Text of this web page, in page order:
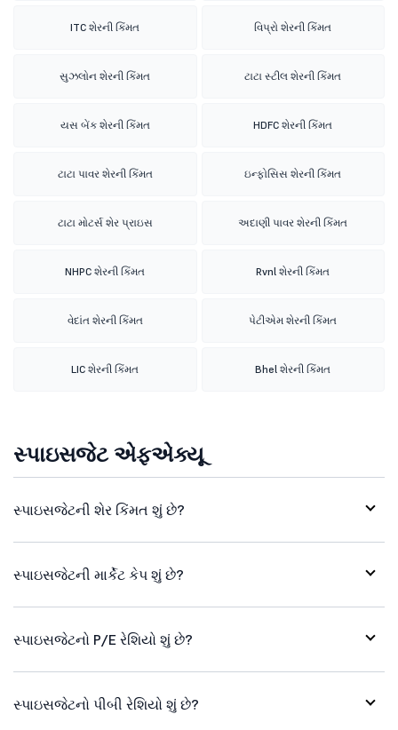
ITC શેરની કિંમત વિપ્રો શેરની કિંમત
સુઝલોન શેરની કિંમત ટાટા સ્ટીલ શેરની કિંમત
યસ બેંક શેરની કિંમત HDFC શેરની કિંમત
ટાટા પાવર શેરની કિંમત ઇન્ફોસિસ શેરની કિંમત
ટાટા મોટર્સ શેર પ્રાઇસ અદાણી પાવર શેરની કિંમત
NHPC શેરની કિંમત Rvnl શેરની કિંમત
વેદાંત શેરની કિંમત પેટીએમ શેરની કિંમત
LIC શેરની કિંમત Bhel શેરની કિંમત
સ્પાઇસજેટ એફએક્યૂ
સ્પાઇસજેટની શેર કિંમત શું છે?
સ્પાઇસજેટની માર્કેટ કેપ શું છે?
સ્પાઇસજેટનો P/E રેશિયો શું છે?
સ્પાઇસજેટનો પીબી રેશિયો શું છે?